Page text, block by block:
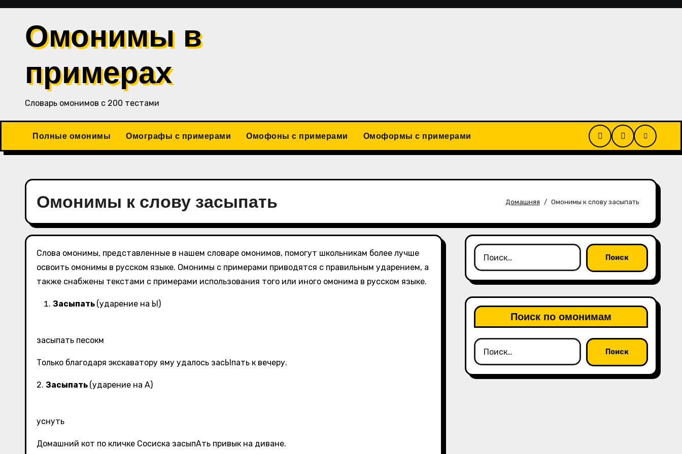
Перейти
содержимому
Омонимы в
примерах
Словарь омонимов с 200 тестами
Полные омонимы Омографы с примерами Омофоны с примерами Омоформы с примерами
Омонимы к слову засыпать Домашняя Омонимы к слову засыпать
Слова омонимы, представленные в нашем словаре омонимов, помогут школьникам более лучше
освоить омонимы в русском языке. Омонимы с примерами приводятся с правильным ударением, а
также снабжены текстами с примерами использования того или иного омонима в русском языке.
Засыпать (ударение на Ы)
засыпать песокм
Только благодаря экскаватору яму удалось засЫпать к вечеру.
2. Засыпать (ударение на А)
уснуть
Домашний кот по кличке Сосиска засыпАть привык на диване.
Найти:
Поиск по омонимам
Найти: